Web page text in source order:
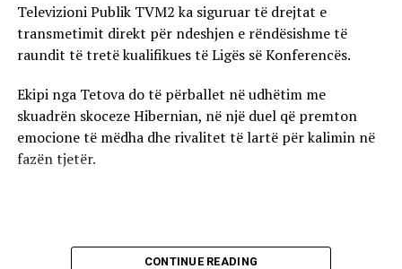
Televizioni Publik TVM2 ka siguruar të drejtat e
transmetimit direkt për ndeshjen e rëndësishme të
raundit të tretë kualifikues të Ligës së Konferencës.
Ekipi nga Tetova do të përballet në udhëtim me
skuadrën skoceze Hibernian, në një duel që premton
emocione të mëdha dhe rivalitet të lartë për kalimin në
fazën tjetër.
CONTINUE READING